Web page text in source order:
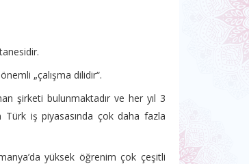
„çalışma dilidir“.
şirketi bulunmaktadır ve her yıl 3
iş piyasasında çok daha fazla
yüksek öğrenim çok çeşitli